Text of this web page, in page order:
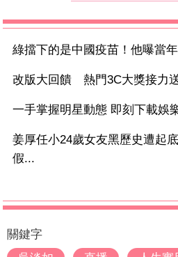
綠擋下的是中國疫苗！他曝當
改版大回饋 熱門3C大獎接力
一手掌握明星動態 即刻下載娛
姜厚任小24歲女友黑歷史遭起
假...
關鍵字